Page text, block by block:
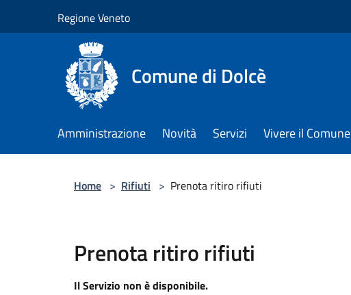
Regione Veneto
Comune di Dolcè
Amministrazione Novità Servizi Vivere il Comune
Home > Rifiuti > Prenota ritiro rifiuti
Prenota ritiro rifiuti
Il Servizio non è disponibile.